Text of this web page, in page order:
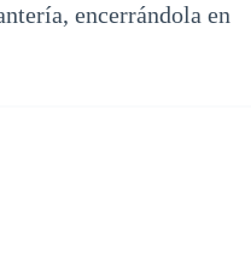
encerrándola en